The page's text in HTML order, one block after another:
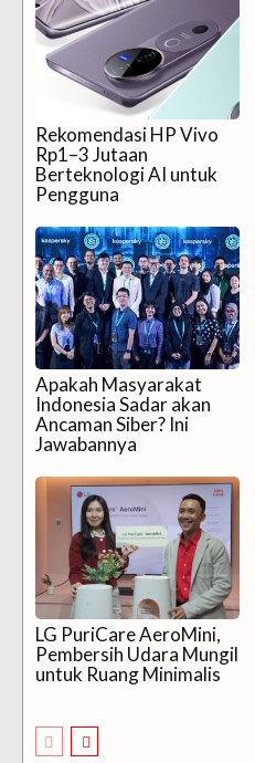
Rekomendasi HP Vivo
Rp1–3 Jutaan
Berteknologi AI untuk
Pengguna
Apakah Masyarakat
Indonesia Sadar akan
Ancaman Siber? Ini
Jawabannya
LG PuriCare AeroMini,
Pembersih Udara Mungil
untuk Ruang Minimalis